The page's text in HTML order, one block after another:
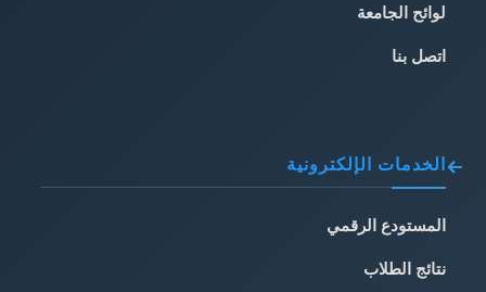
لوائح الجامعة
اتصل بنا
الخدمات الإلكترونية
المستودع الرقمي
نتائج الطلاب